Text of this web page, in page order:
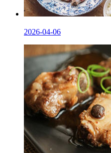
2026-04-06